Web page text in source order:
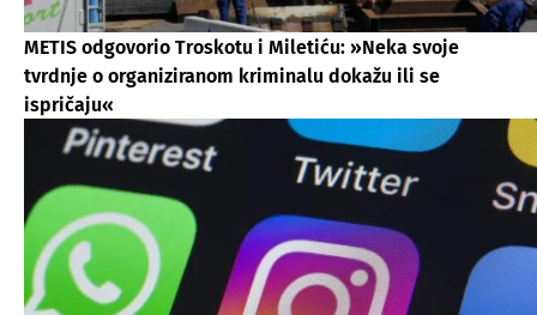
METIS odgovorio Troskotu i Miletiću: »Neka svoje
tvrdnje o organiziranom kriminalu dokažu ili se
ispričaju«